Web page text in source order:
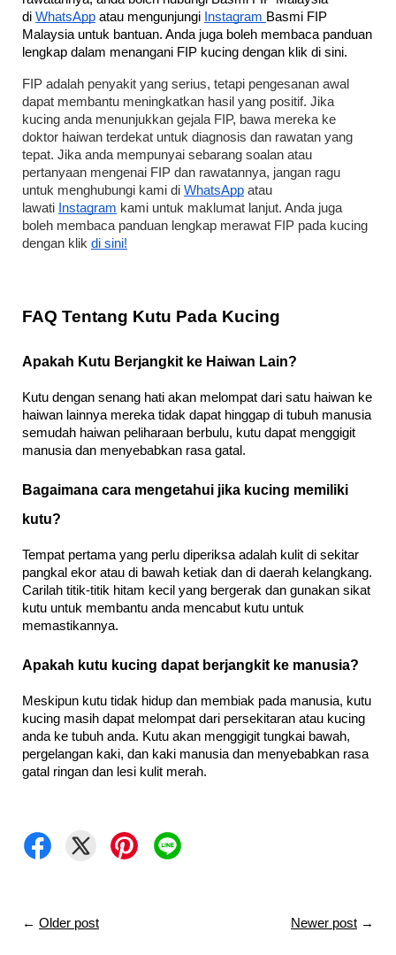
di WhatsApp atau mengunjungi Instagram Basmi FIP
Malaysia untuk bantuan. Anda juga boleh membaca panduan
lengkap dalam menangani FIP kucing dengan klik di sini.
FIP adalah penyakit yang serius, tetapi pengesanan awal
dapat membantu meningkatkan hasil yang positif. Jika
kucing anda menunjukkan gejala FIP, bawa mereka ke
doktor haiwan terdekat untuk diagnosis dan rawatan yang
tepat. Jika anda mempunyai sebarang soalan atau
pertanyaan mengenai FIP dan rawatannya, jangan ragu
untuk menghubungi kami di WhatsApp atau
lawati Instagram kami untuk maklumat lanjut. Anda juga
boleh membaca panduan lengkap merawat FIP pada kucing
dengan klik di sini!
FAQ Tentang Kutu Pada Kucing
Apakah Kutu Berjangkit ke Haiwan Lain?
Kutu dengan senang hati akan melompat dari satu haiwan ke
haiwan lainnya mereka tidak dapat hinggap di tubuh manusia
semudah haiwan peliharaan berbulu, kutu dapat menggigit
manusia dan menyebabkan rasa gatal.
Bagaimana cara mengetahui jika kucing memiliki
kutu?
Tempat pertama yang perlu diperiksa adalah kulit di sekitar
pangkal ekor atau di bawah ketiak dan di daerah kelangkang.
Carilah titik-titik hitam kecil yang bergerak dan gunakan sikat
kutu untuk membantu anda mencabut kutu untuk
memastikannya.
Apakah kutu kucing dapat berjangkit ke manusia?
Meskipun kutu tidak hidup dan membiak pada manusia, kutu
kucing masih dapat melompat dari persekitaran atau kucing
anda ke tubuh anda. Kutu akan menggigit tungkai bawah,
pergelangan kaki, dan kaki manusia dan menyebabkan rasa
gatal ringan dan lesi kulit merah.
← Older post Newer post →